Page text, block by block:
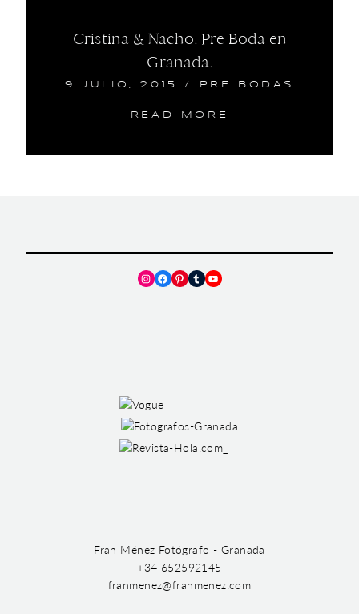
Cristina & Nacho. Pre Boda en
Granada.
9 JULIO, 2015 / PRE BODAS
READ MORE
Instagram
Facebook
Pinterest
TumblrYouTube
Fran Ménez Fotógrafo - Granada
+34 652592145
franmenez@franmenez.com